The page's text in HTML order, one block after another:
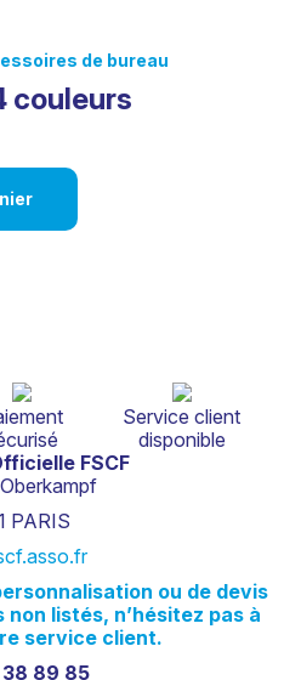
de bureau
couleurs
Service client
disponible
FSCF
PARIS
ou de devis
non listés, n’hésitez pas à
service client.
38 89 85